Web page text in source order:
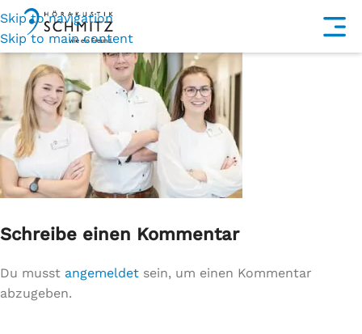
Skip to navigation
Skip to main content
Schreibe einen Kommentar
Du musst angemeldet sein, um einen Kommentar
abzugeben.